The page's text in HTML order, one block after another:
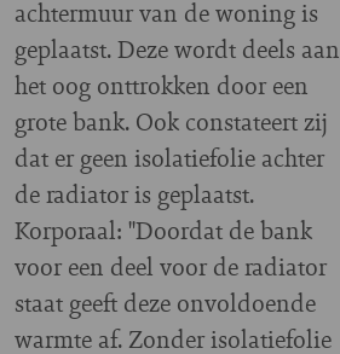
achtermuur van de woning is
geplaatst. Deze wordt deels aan
het oog onttrokken door een
grote bank. Ook constateert zij
dat er geen isolatiefolie achter
de radiator is geplaatst.
Korporaal: "Doordat de bank
voor een deel voor de radiator
staat geeft deze onvoldoende
warmte af. Zonder isolatiefolie